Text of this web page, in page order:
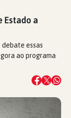
Estado a
essas
ao programa